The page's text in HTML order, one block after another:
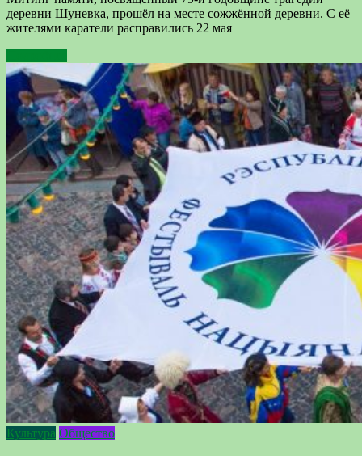
деревни Шуневка, прошёл на месте сожжённой деревни. С её
жителями каратели расправились 22 мая
Культура Общество